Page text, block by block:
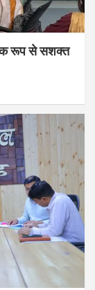
रूप से सशक्त